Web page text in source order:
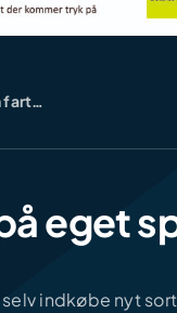
fart…
eget
selv indkøbe nyt